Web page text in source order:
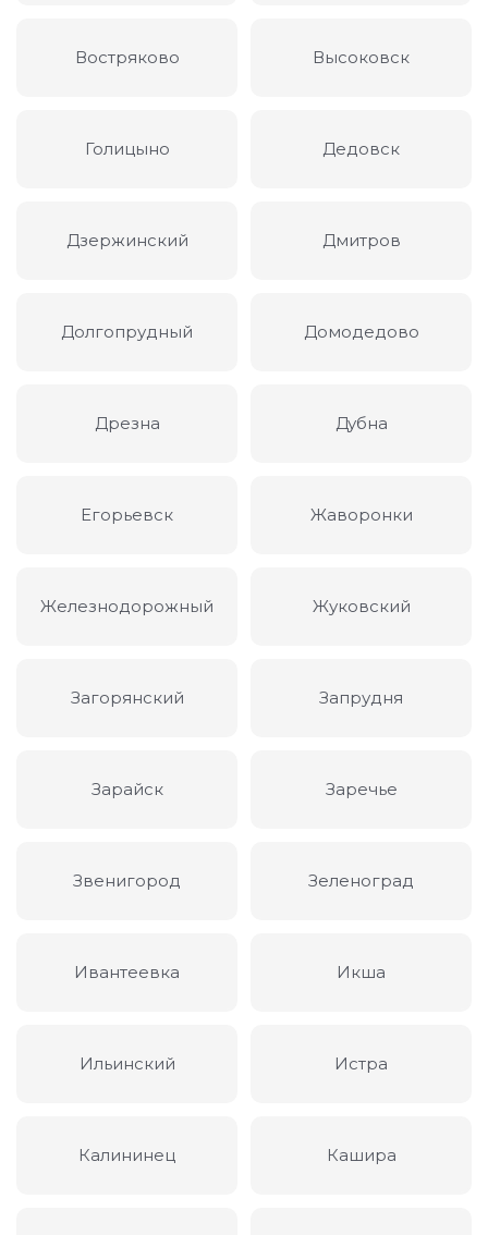
Востряково Высоковск
Голицыно Дедовск
Дзержинский Дмитров
Долгопрудный Домодедово
Дрезна Дубна
Егорьевск Жаворонки
Железнодорожный Жуковский
Загорянский Запрудня
Зарайск Заречье
Звенигород Зеленоград
Ивантеевка Икша
Ильинский Истра
Калининец Кашира